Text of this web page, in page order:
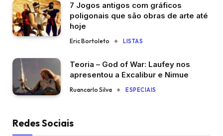
7 Jogos antigos com gráficos
poligonais que são obras de arte até
hoje
Eric Bortoleto LISTAS
Teoria – God of War: Laufey nos
apresentou a Excalibur e Nimue
Ruancarlo Silva ESPECIAIS
Redes Sociais